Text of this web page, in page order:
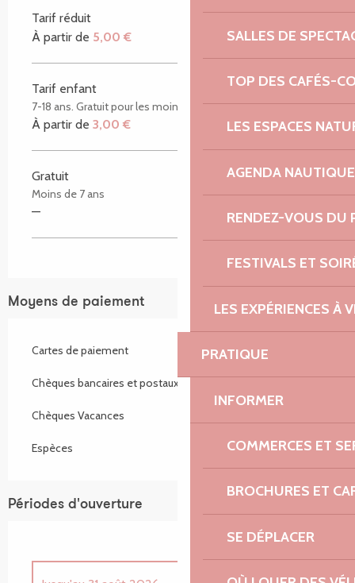
SALLES DE
TOP DES CAFÉS-
LES ESPACES
AGENDA NAUTIQUE
RENDEZ-VOUS DU
FESTIVALS ET
LES EXPÉRIENCES À
PRATIQUE
INFORMER
COMMERCES ET
BROCHURES ET
SE DÉPLACER
Tarif réduit
À partir de 5,00 €
Tarif enfant
7-18 ans. Gratuit pour les moins de 7 ans.
À partir de 3,00 €
Gratuit
Moins de 7 ans
—
Moyens de paiement
Cartes de paiement
Chèques bancaires et postaux
Chèques Vacances
Espèces
Périodes d'ouverture